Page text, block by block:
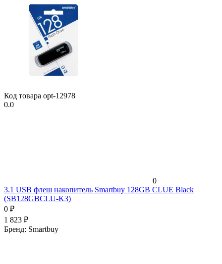
Код товара opt-12978
0.0
0
3.1 USB флеш накопитель Smartbuy 128GB CLUE Black
(SB128GBCLU-K3)
0 ₽
1 823 ₽
Бренд: Smartbuy